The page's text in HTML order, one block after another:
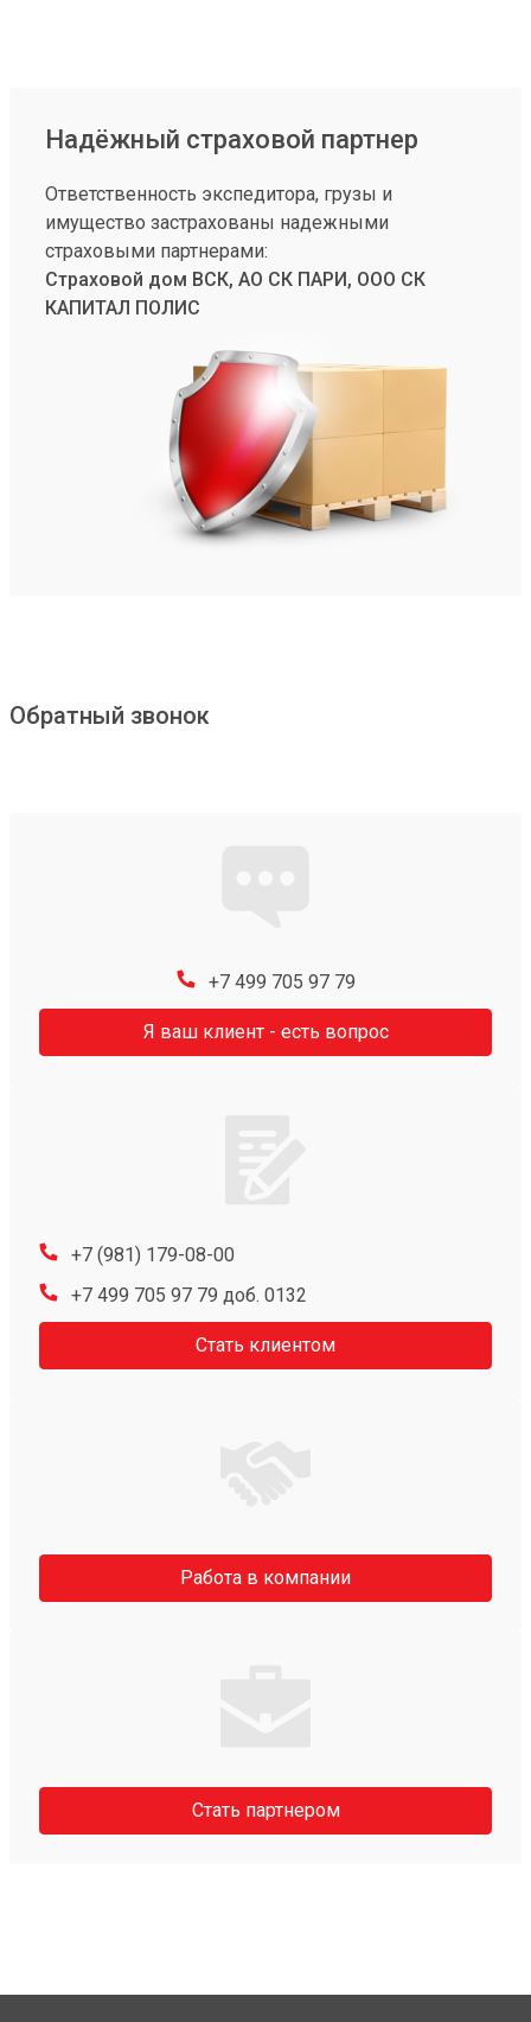
Надёжный страховой партнер
Ответственность экспедитора, грузы и
имущество застрахованы надежными
страховыми партнерами:
Страховой дом ВСК, АО СК ПАРИ, ООО СК
КАПИТАЛ ПОЛИС
Обратный звонок
+7 499 705 97 79
Я ваш клиент - есть вопрос
+7 (981) 179-08-00
+7 499 705 97 79 доб. 0132
Стать клиентом
Работа в компании
Стать партнером